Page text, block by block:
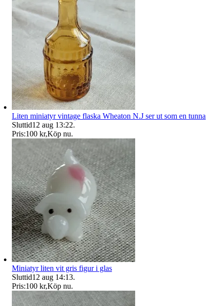
Liten miniatyr vintage flaska Wheaton N.J ser ut som en tunna
Sluttid12 aug 13:22.
Pris:100 kr,Köp nu.
Miniatyr liten vit gris figur i glas
Sluttid12 aug 14:13.
Pris:100 kr,Köp nu.